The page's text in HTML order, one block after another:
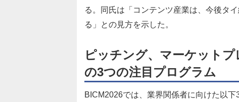
る。同氏は「コンテンツ産業は、今後タ
る」との見方を示した。
ピッチング、マーケット
の3つの注目プログラム
BICM2026では、業界関係者に向けた以下